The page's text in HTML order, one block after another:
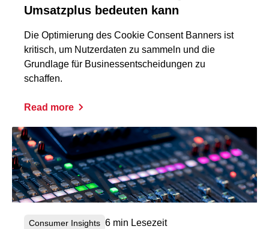
Umsatzplus bedeuten kann
Die Optimierung des Cookie Consent Banners ist
kritisch, um Nutzerdaten zu sammeln und die
Grundlage für Businessentscheidungen zu
schaffen.
Read more
Consumer Insights 6 min Lesezeit